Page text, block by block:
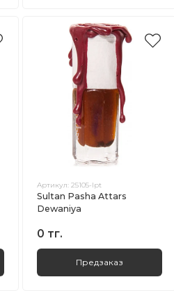
Артикул:25105-lpt
Sultan Pasha Attars
Dewaniya
0 тг.
Предзаказ